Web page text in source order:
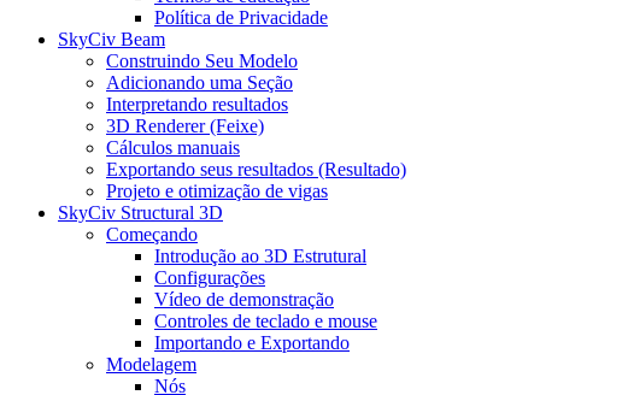
Política de Privacidade
SkyCiv Beam
Construindo Seu Modelo
Adicionando uma Seção
Interpretando resultados
3D Renderer (Feixe)
Cálculos manuais
Exportando seus resultados (Resultado)
Projeto e otimização de vigas
SkyCiv Structural 3D
Começando
Introdução ao 3D Estrutural
Configurações
Vídeo de demonstração
Controles de teclado e mouse
Importando e Exportando
Modelagem
Nós